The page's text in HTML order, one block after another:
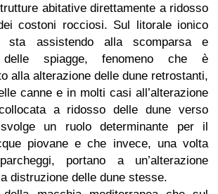
abitative direttamente a ridosso
costoni rocciosi. Sul litorale ionico
sta assistendo alla scomparsa e
delle spiagge, fenomeno che è
alla alterazione delle dune retrostanti,
canne e in molti casi all’alterazione
a ridosso delle dune verso
un ruolo determinante per il
piovane e che invece, una volta
portano a un’alterazione
distruzione delle dune stesse.